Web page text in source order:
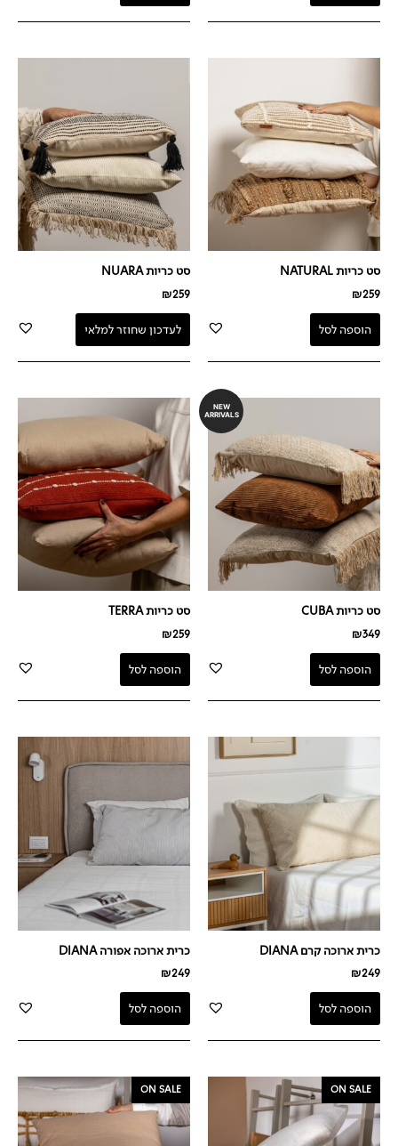
סט כריות NATURAL
₪259
הוספה לסל
סט כריות NUARA
₪259
לעדכון שחוזר למלאי
NEW
ARRIVALS
סט כריות CUBA
₪349
הוספה לסל
סט כריות TERRA
₪259
הוספה לסל
כרית ארוכה קרם DIANA
₪249
הוספה לסל
כרית ארוכה אפורה DIANA
₪249
הוספה לסל
ON SALE
המחיר
המקורי
היה:
₪129.
המחיר
הנוכחי
הוא:
₪79.
ON SALE
המחיר
המקורי
היה:
₪149.
המחיר
הנוכחי
הוא: